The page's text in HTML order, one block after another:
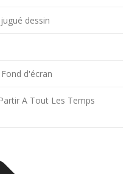
dessin
d'écran
A Tout Les Temps